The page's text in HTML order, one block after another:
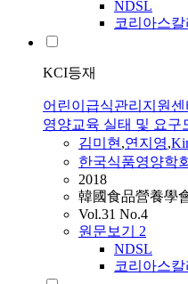
NDSL
코리아스칼
KCI등재
어린이급식관리지원
영양교육 실태 및 요구
김미현,연지영,
한국식품영양학회
2018
韓國食品營養學
Vol.31 No.4
원문보기 2
NDSL
코리아스칼